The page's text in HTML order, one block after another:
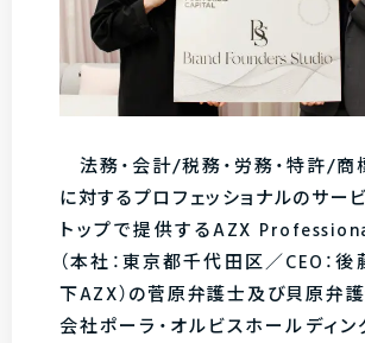
法務・会計/税務・労務・特許/商
に対するプロフェッショナルのサー
トップで提供するAZX
（本社：東京都千代田区／CEO：後
下AZX）の菅原弁護士及び貝原弁
会社ポーラ・オルビスホールディン